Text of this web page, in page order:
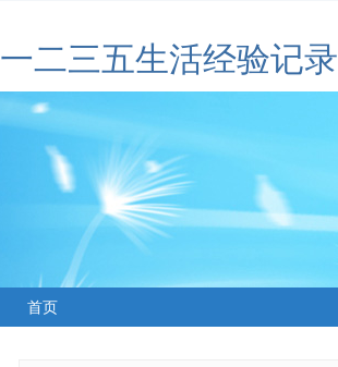
一二三五生活经验记录
首页